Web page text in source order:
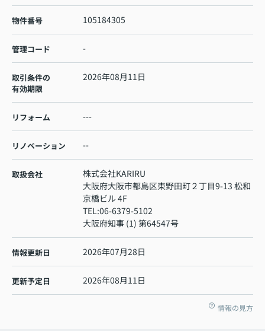
物件番号 105184305
管理コード -
取引条件の
有効期限
2026年08月11日
リフォーム ---
リノベーション --
取扱会社
株式会社KARIRU
大阪府大阪市都島区東野田町２丁目9-13 松和
京橋ビル 4F
TEL:06-6379-5102
大阪府知事 (1) 第64547号
情報更新日 2026年07月28日
更新予定日 2026年08月11日
情報の見方